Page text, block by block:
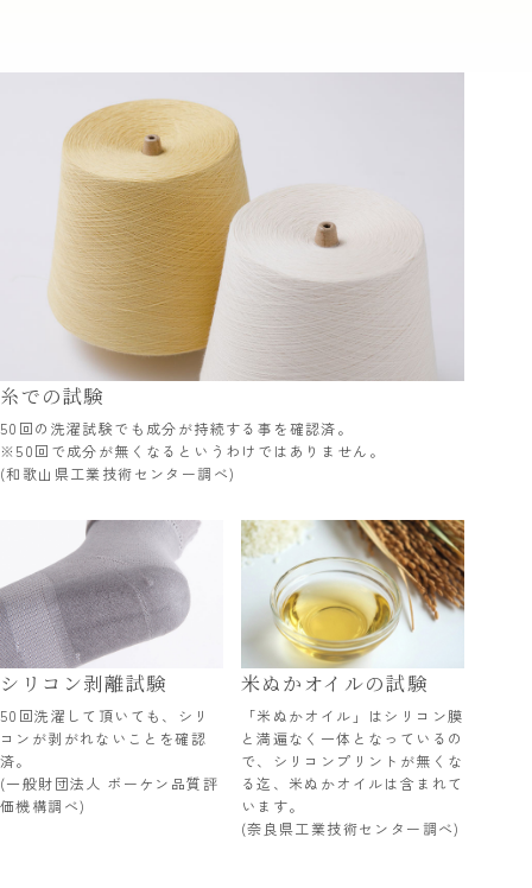
糸での試験
50回の洗濯試験でも成分が持続する事を確認済。
※50回で成分が無くなるというわけではありません。
(和歌山県工業技術センター調べ)
シリコン剥離試験
50回洗濯して頂いても、シリ
コンが剥がれないことを確認
済。
(一般財団法人 ボーケン品質評
価機構調べ)
米ぬかオイルの試験
「米ぬかオイル」はシリコン膜
と満遍なく一体となっているの
で、シリコンプリントが無くな
る迄、米ぬかオイルは含まれて
います。
(奈良県工業技術センター調べ)